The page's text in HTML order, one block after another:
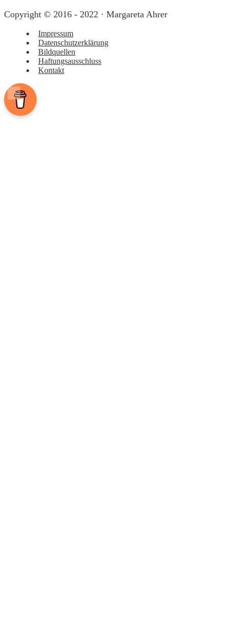
Copyright © 2016 - 2022 · Margareta Ahrer
Impressum
Datenschutzerklärung
Bildquellen
Haftungsausschluss
Kontakt